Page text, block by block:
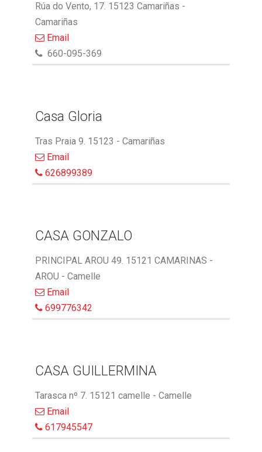
Rúa do Vento, 17. 15123 Camariñas -
Camariñas
Email
660-095-369
Casa Gloria
Tras Praia 9. 15123 - Camariñas
Email
626899389
CASA GONZALO
PRINCIPAL AROU 49. 15121 CAMARINAS -
AROU - Camelle
Email
699776342
CASA GUILLERMINA
Tarasca nº 7. 15121 camelle - Camelle
Email
617945547